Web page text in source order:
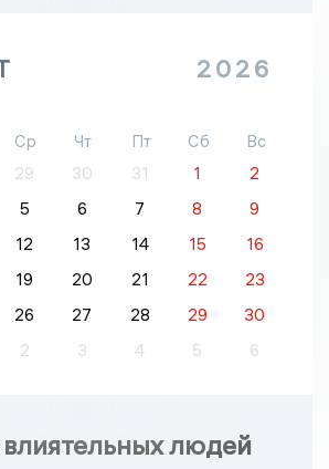
2026
Ср Чт Пт Сб
Вс
29 30 31 1
2
5 6 7 8
9
12 13 14 15
16
19 20 21 22
23
26 27 28 29
30
2 3 4 5 6
людей